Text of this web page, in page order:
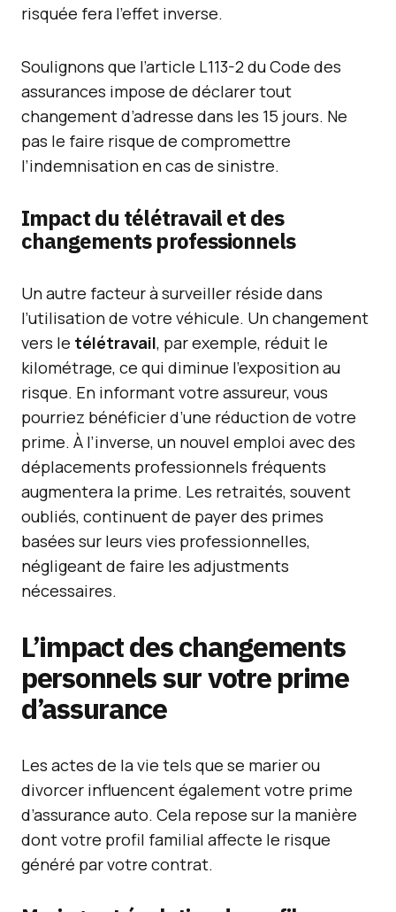
risquée fera l’effet inverse.
Soulignons que l’article L113-2 du Code des
assurances impose de déclarer tout
changement d’adresse dans les 15 jours. Ne
pas le faire risque de compromettre
l’indemnisation en cas de sinistre.
Impact du télétravail et des
changements professionnels
Un autre facteur à surveiller réside dans
l’utilisation de votre véhicule. Un changement
vers le télétravail, par exemple, réduit le
kilométrage, ce qui diminue l’exposition au
risque. En informant votre assureur, vous
pourriez bénéficier d’une réduction de votre
prime. À l’inverse, un nouvel emploi avec des
déplacements professionnels fréquents
augmentera la prime. Les retraités, souvent
oubliés, continuent de payer des primes
basées sur leurs vies professionnelles,
négligeant de faire les adjustments
nécessaires.
L’impact des changements
personnels sur votre prime
d’assurance
Les actes de la vie tels que se marier ou
divorcer influencent également votre prime
d’assurance auto. Cela repose sur la manière
dont votre profil familial affecte le risque
généré par votre contrat.